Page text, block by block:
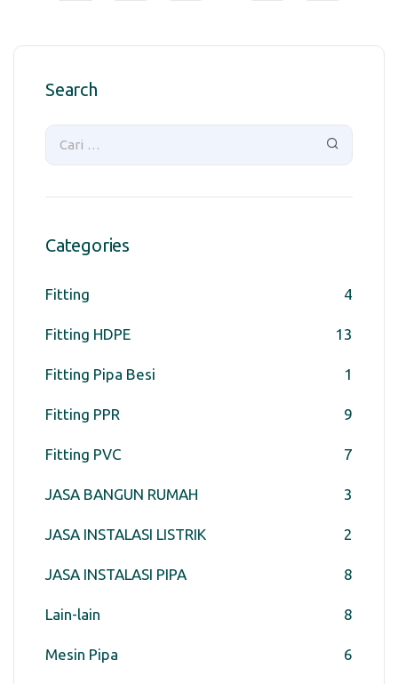
Search
Categories
Fitting 4
Fitting HDPE 13
Fitting Pipa Besi 1
Fitting PPR 9
Fitting PVC 7
JASA BANGUN RUMAH 3
JASA INSTALASI LISTRIK 2
JASA INSTALASI PIPA 8
Lain-lain 8
Mesin Pipa 6